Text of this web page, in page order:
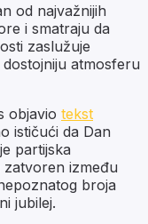
od najvažnijih
i smatraju da
zaslužuje
atmosferu
objavio tekst
ističući da Dan
partijska
između
broja
jubilej.